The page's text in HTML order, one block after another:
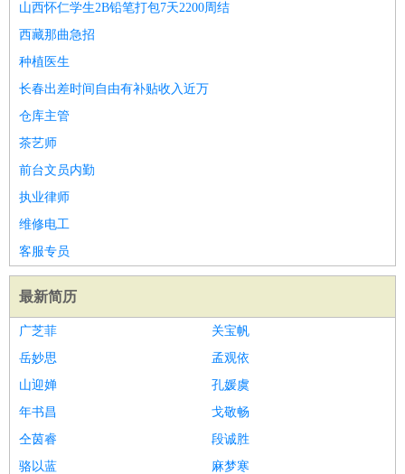
山西怀仁学生2B铅笔打包7天2200周结
西藏那曲急招
种植医生
长春出差时间自由有补贴收入近万
仓库主管
茶艺师
前台文员内勤
执业律师
维修电工
客服专员
最新简历
广芝菲
关宝帆
岳妙思
孟观依
山迎婵
孔媛虞
年书昌
戈敬畅
仝茵睿
段诚胜
骆以蓝
麻梦寒